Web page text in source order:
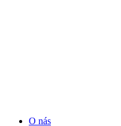
O nás